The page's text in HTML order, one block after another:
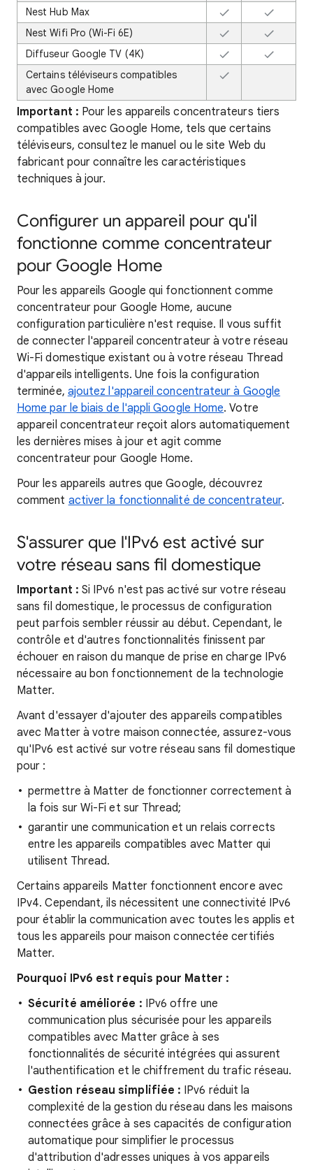
Nest Hub Max
Nest Wifi Pro (Wi-Fi 6E)
Diffuseur Google TV (4K)
Certains téléviseurs compatibles
avec Google Home
Important : Pour les appareils concentrateurs tiers
compatibles avec Google Home, tels que certains
téléviseurs, consultez le manuel ou le site Web du
fabricant pour connaître les caractéristiques
techniques à jour.
Configurer un appareil pour qu'il
fonctionne comme concentrateur
pour Google Home
Pour les appareils Google qui fonctionnent comme
concentrateur pour Google Home, aucune
configuration particulière n'est requise. Il vous suffit
de connecter l'appareil concentrateur à votre réseau
Wi-Fi domestique existant ou à votre réseau Thread
d'appareils intelligents. Une fois la configuration
terminée, ajoutez l'appareil concentrateur à Google
Home par le biais de l'appli Google Home. Votre
appareil concentrateur reçoit alors automatiquement
les dernières mises à jour et agit comme
concentrateur pour Google Home.
Pour les appareils autres que Google, découvrez
comment activer la fonctionnalité de concentrateur.
S'assurer que l'IPv6 est activé sur
votre réseau sans fil domestique
Important : Si IPv6 n'est pas activé sur votre réseau
sans fil domestique, le processus de configuration
peut parfois sembler réussir au début. Cependant, le
contrôle et d'autres fonctionnalités finissent par
échouer en raison du manque de prise en charge IPv6
nécessaire au bon fonctionnement de la technologie
Matter.
Avant d'essayer d'ajouter des appareils compatibles
avec Matter à votre maison connectée, assurez-vous
qu'IPv6 est activé sur votre réseau sans fil domestique
pour :
permettre à Matter de fonctionner correctement à
la fois sur Wi-Fi et sur Thread;
garantir une communication et un relais corrects
entre les appareils compatibles avec Matter qui
utilisent Thread.
Certains appareils Matter fonctionnent encore avec
IPv4. Cependant, ils nécessitent une connectivité IPv6
pour établir la communication avec toutes les applis et
tous les appareils pour maison connectée certifiés
Matter.
Pourquoi IPv6 est requis pour Matter :
Sécurité améliorée : IPv6 offre une
communication plus sécurisée pour les appareils
compatibles avec Matter grâce à ses
fonctionnalités de sécurité intégrées qui assurent
l'authentification et le chiffrement du trafic réseau.
Gestion réseau simplifiée : IPv6 réduit la
complexité de la gestion du réseau dans les maisons
connectées grâce à ses capacités de configuration
automatique pour simplifier le processus
d'attribution d'adresses uniques à vos appareils